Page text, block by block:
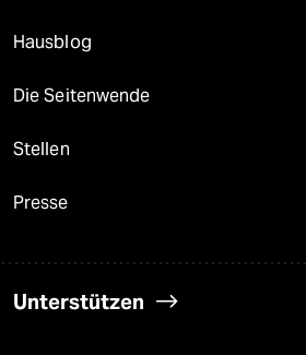
Hausblog
Die Seitenwende
Stellen
Presse
Unterstützen